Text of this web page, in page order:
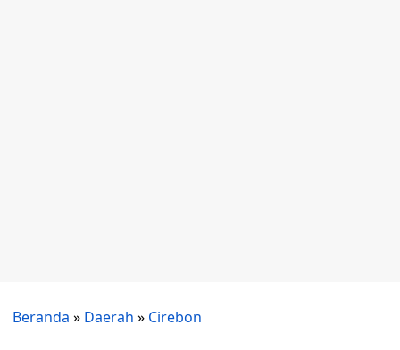
Beranda » Daerah » Cirebon